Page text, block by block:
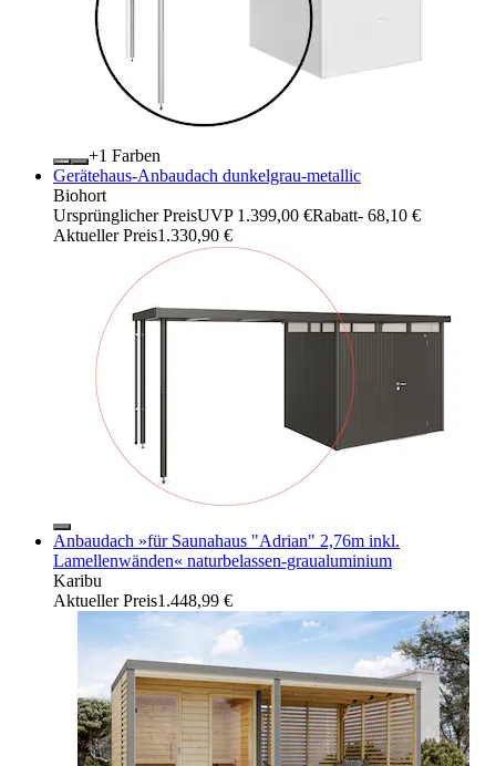
+
Farben
Gerätehaus-Anbaudach dunkelgrau-metallic
Biohort
Ursprünglicher PreisUVP 1.399,00 €Rabatt- 68,10 €
Aktueller Preis1.330,90 €
Anbaudach »für Saunahaus "Adrian" 2,76m inkl.
Lamellenwänden« naturbelassen-graualuminium
Karibu
Aktueller Preis1.448,99 €